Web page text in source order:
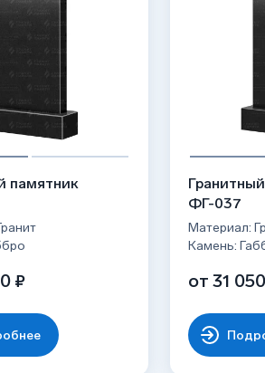
памятник
₽
ФГ-037
Материал:
Камень:
от 31